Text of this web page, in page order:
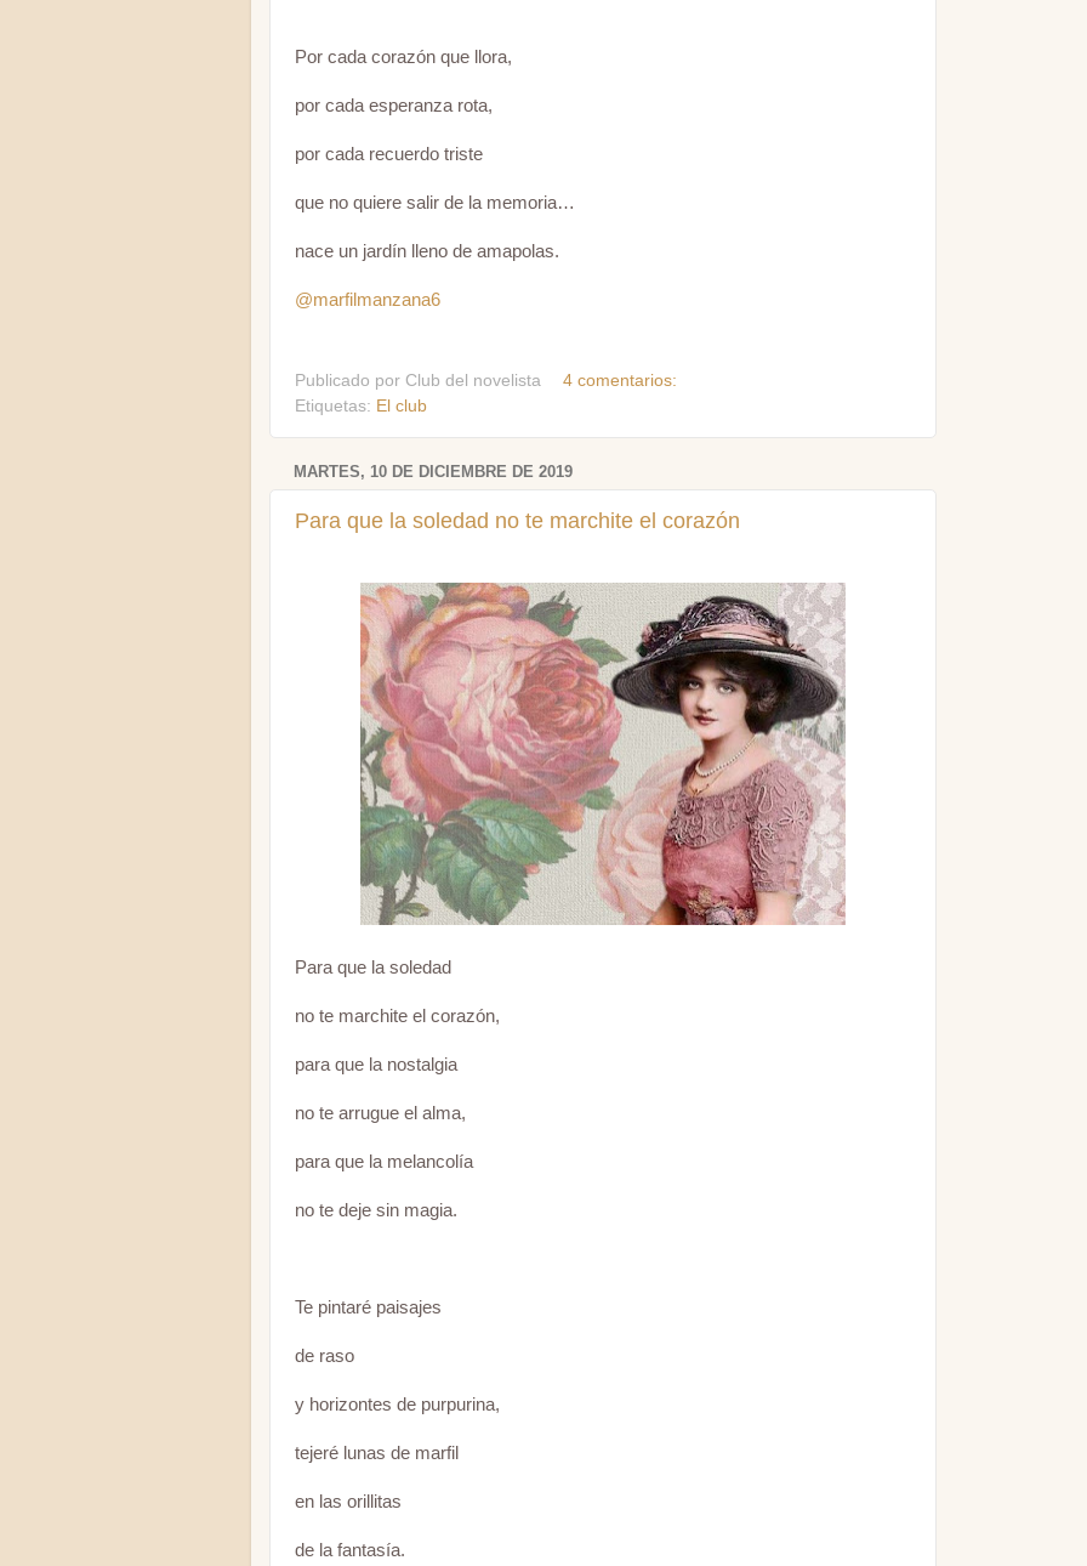
Por cada corazón que llora,
por cada esperanza rota,
por cada recuerdo triste
que no quiere salir de la memoria…
nace un jardín lleno de amapolas.
@marfilmanzana6
Publicado por Club del novelista
4 comentarios:
Etiquetas: El club
MARTES, 10 DE DICIEMBRE DE 2019
Para que la soledad no te marchite el corazón
Para que la soledad
no te marchite el corazón,
para que la nostalgia
no te arrugue el alma,
para que la melancolía
no te deje sin magia.
Te pintaré paisajes
de raso
y horizontes de purpurina,
tejeré lunas de marfil
en las orillitas
de la fantasía.